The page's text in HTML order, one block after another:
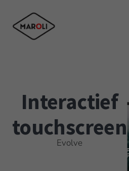
Interactief
touchscreen
Evolve